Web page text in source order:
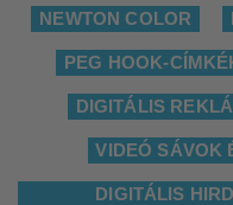
NEWTON COLOR
PEG HOOK-
DIGITÁLIS
VIDEÓ SÁVOK
DIGITÁLIS